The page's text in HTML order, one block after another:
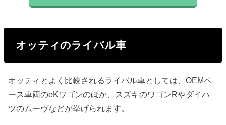
オッティのライバル車
オッティとよく比較されるライバル車としては、OEMベ
ース車両のeKワゴンのほか、スズキのワゴンRやダイハ
ツのムーヴなどが挙げられます。